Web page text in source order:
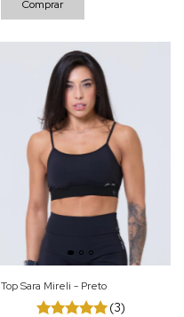
Comprar
Top Sara Mireli - Preto
(3)